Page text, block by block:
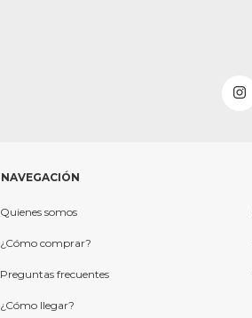
NAVEGACIÓN
Quienes somos
¿Cómo comprar?
Preguntas frecuentes
¿Cómo llegar?